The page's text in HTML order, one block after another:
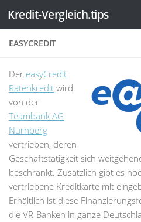
Zum Inhalt springen
Kredit-Vergleich.tips
EASYCREDIT
Der easyCredit
Ratenkredit wird
von der
Teambank AG
Nürnberg
vertrieben, deren
Geschäftstätigkeit sich
beschränkt. Zusätzlich gibt es
vertriebene Kreditkarte mit
Erhältlich ist diese
die VR-Banken in ganze